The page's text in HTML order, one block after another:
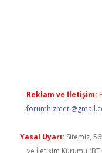
Reklam ve İletişim:
Yasal Uyarı: Sitemiz,
ve İletişim Kurumu